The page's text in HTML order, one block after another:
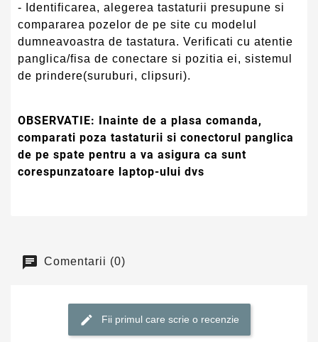
- Identificarea, alegerea tastaturii presupune si
compararea pozelor de pe site cu modelul
dumneavoastra de tastatura. Verificati cu atentie
panglica/fisa de conectare si pozitia ei, sistemul
de prindere(suruburi, clipsuri).
OBSERVATIE:
Inainte de a plasa comanda,
comparati poza tastaturii si conectorul panglica
de pe spate pentru a va asigura ca sunt
corespunzatoare laptop-ului dvs
Comentarii (0)
Fii primul care scrie o recenzie